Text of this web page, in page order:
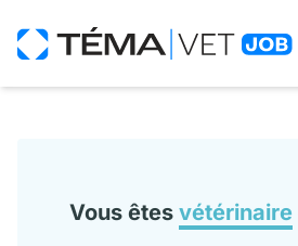
Vous êtes vétérinaire